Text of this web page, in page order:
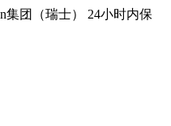
团（瑞士）
24小时内保